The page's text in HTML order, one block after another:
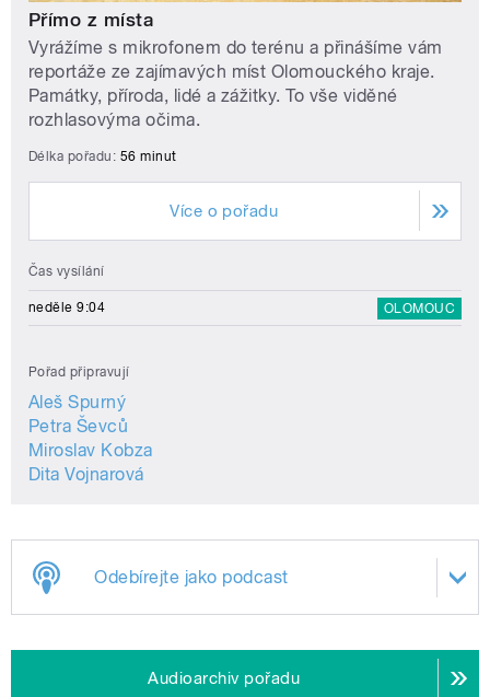
Přímo z místa
Vyrážíme s mikrofonem do terénu a přinášíme vám
reportáže ze zajímavých míst Olomouckého kraje.
Památky, příroda, lidé a zážitky. To vše viděné
rozhlasovýma očima.
Délka pořadu: 56 minut
Více o pořadu
Čas vysílání
neděle 9:04 OLOMOUC
Pořad připravují
Aleš Spurný
Petra Ševců
Miroslav Kobza
Dita Vojnarová
Odebírejte jako podcast
Audioarchiv pořadu